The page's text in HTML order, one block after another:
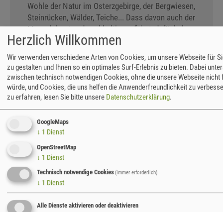
Wohle der Natur im Osterzgebirge, der Bergwiesen,
Steinrücken, Wälder, Teiche... Dass davon auch der
Mensch lernt und nachhaltig profitiert, dafür haben
sich unsere Umweltbildnerinnen und
mit unserem Ziel, diesen herb-schönen Landstrich
zu pflegen und seine Natur etwas mehr ins
Bewusstsein der Menschen zu rücken! Zögern Sie
nicht, in unseren News 2022 zu stöbern, um zu
erfahren, was alles umgesetzt wurde.
Nun ist die ruhigere Jahreszeit angebrochen und
vielleicht ein Beispiel auch für uns Menschen? Und
Vorbereitungen für die neue Saison.
2023 zu starten.Das Team der Naturschutzstation
Herzlich Willkommen
Wir verwenden verschiedene Arten von Cookies, um unsere Webseite für
zu gestalten und Ihnen so ein optimales Surf-Erlebnis zu bieten. Dabei
zwischen technisch notwendigen Cookies, ohne die unsere Webseite
würde, und Cookies, die uns helfen die Anwenderfreundlichkeit zu
zu erfahren, lesen Sie bitte unsere Datenschutzerklärung.
GoogleMaps
↓ 1 Dienst
OpenStreetMap
↓ 1 Dienst
Technisch notwendige Cookies(immer erforderlich)
↓ 1 Dienst
Alle Dienste aktivieren oder deaktivieren